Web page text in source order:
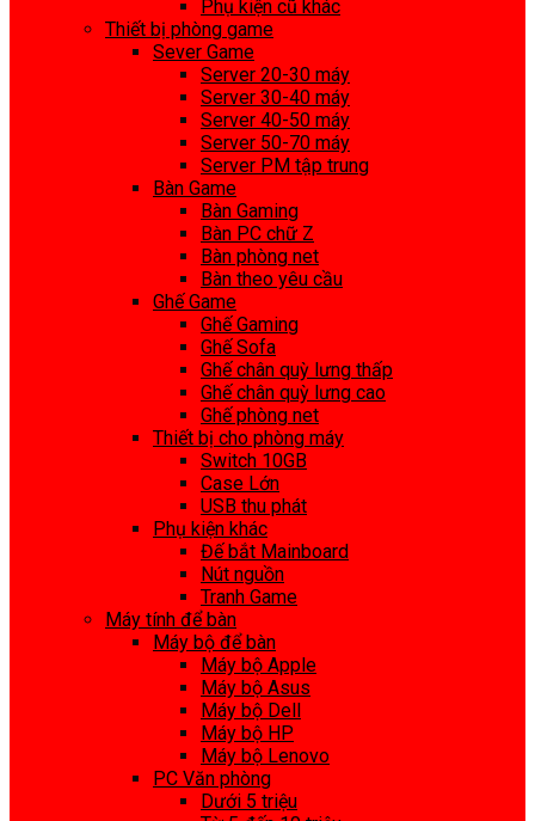
Phụ kiện cũ khác
Thiết bị phòng game
Sever Game
Server 20-30 máy
Server 30-40 máy
Server 40-50 máy
Server 50-70 máy
Server PM tập trung
Bàn Game
Bàn Gaming
Bàn PC chữ Z
Bàn phòng net
Bàn theo yêu cầu
Ghế Game
Ghế Gaming
Ghế Sofa
Ghế chân quỳ lưng thấp
Ghế chân quỳ lưng cao
Ghế phòng net
Thiết bị cho phòng máy
Switch 10GB
Case Lớn
USB thu phát
Phụ kiện khác
Đế bắt Mainboard
Nút nguồn
Tranh Game
Máy tính để bàn
Máy bộ để bàn
Máy bộ Apple
Máy bộ Asus
Máy bộ Dell
Máy bộ HP
Máy bộ Lenovo
PC Văn phòng
Dưới 5 triệu